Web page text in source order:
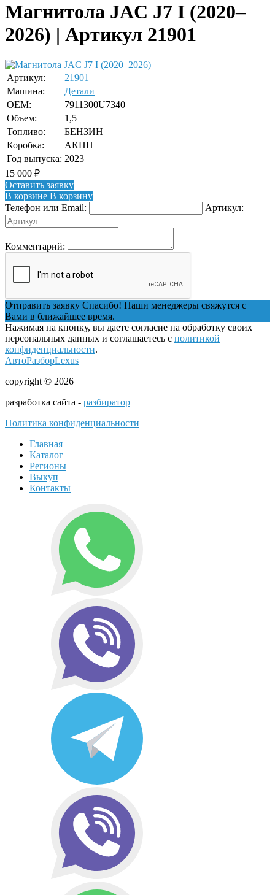
Магнитола JAC J7 I (2020–
2026) | Артикул 21901
Артикул:
21901
Машина:
Детали
OEM:
7911300U7340
Объем:
1,5
Топливо:
БЕНЗИН
Коробка:
АКПП
Год выпуска: 2023
15 000 ₽
Оставить заявку
В корзине В корзину
Телефон или Email:
Артикул:
Комментарий:
Отправить заявку Спасибо! Наши менеджеры свяжутся с
Вами в ближайшее время.
Нажимая на кнопку, вы даете согласие на обработку своих
персональных данных и соглашаетесь с политикой
конфиденциальности.
АвтоРазборLexus
copyright © 2026
разработка сайта - разбиратор
Политика конфиденциальности
Главная
Каталог
Регионы
Выкуп
Контакты